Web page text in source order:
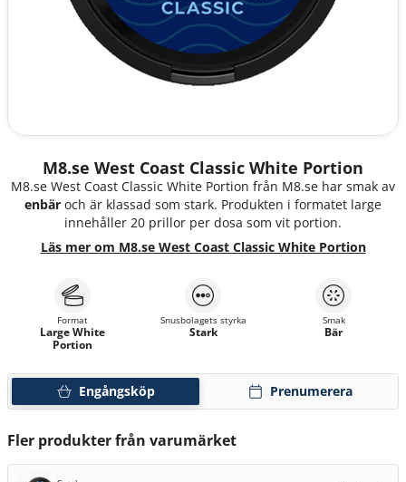
M8.se West Coast Classic White Portion
M8.se West Coast Classic White Portion från M8.se har smak av
enbär och är klassad som stark. Produkten i formatet large
innehåller 20 prillor per dosa som vit portion.
Läs mer om M8.se West Coast Classic White Portion
Engångsköp Prenumerera
Format
Large White
Portion
Snusbolagets styrka
Stark
Smak
Bär
Fler produkter från varumärket